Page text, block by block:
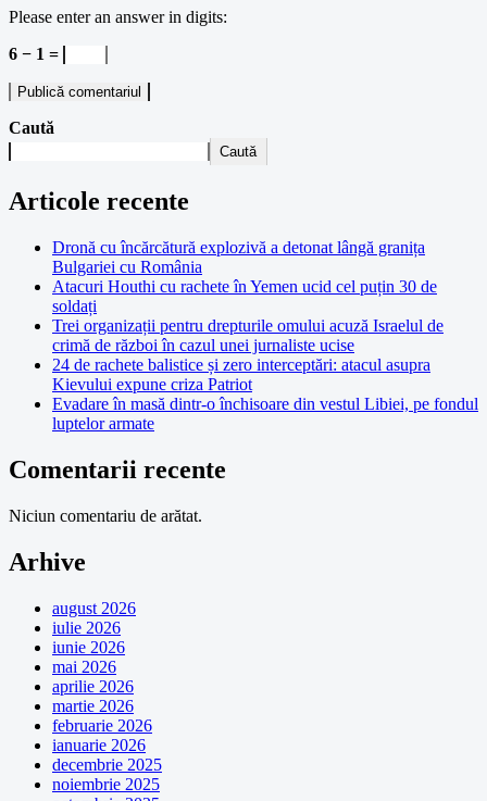
Please enter an answer in digits:
6 − 1 =
Caută
Caută
Articole recente
Dronă cu încărcătură explozivă a detonat lângă granița
Bulgariei cu România
Atacuri Houthi cu rachete în Yemen ucid cel puțin 30 de
soldați
Trei organizații pentru drepturile omului acuză Israelul de
crimă de război în cazul unei jurnaliste ucise
24 de rachete balistice și zero interceptări: atacul asupra
Kievului expune criza Patriot
Evadare în masă dintr-o închisoare din vestul Libiei, pe fondul
luptelor armate
Comentarii recente
Niciun comentariu de arătat.
Arhive
august 2026
iulie 2026
iunie 2026
mai 2026
aprilie 2026
martie 2026
februarie 2026
ianuarie 2026
decembrie 2025
noiembrie 2025